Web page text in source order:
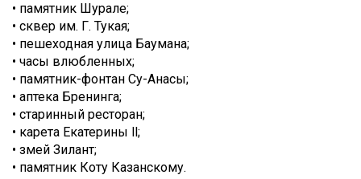
• памятник Шурале;
• сквер им. Г. Тукая;
• пешеходная улица Баумана;
• часы влюбленных;
• памятник-фонтан Су-Анасы;
• аптека Бренинга;
• старинный ресторан;
• карета Екатерины ll;
• змей Зилант;
• памятник Коту Казанскому.